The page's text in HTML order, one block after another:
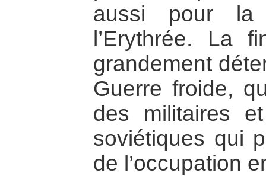
aussi pour
l’Erythrée. La
grandement
Guerre froide,
des militaires
soviétiques qui
de l’occupation